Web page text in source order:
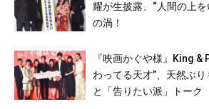
耀が生披露、“人間の上
の渦！
『映画かぐや様』King
わってる天才”、天然ぶ
と「告りたい派」トーク